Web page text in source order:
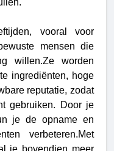
vooral voor
mensen die
willen.Ze worden
ingrediënten, hoge
reputatie, zodat
gebruiken. Door je
je de opname en
verbeteren.Met